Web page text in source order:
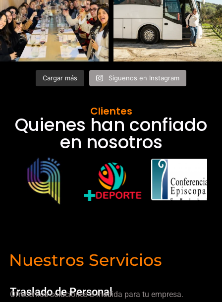
Cargar más Síguenos en Instagram
Clientes
Quienes han confiado
en nosotros
Nuestros Servicios
Traslado de Personal
Ofrecemos soluciones a medida para tu empresa.